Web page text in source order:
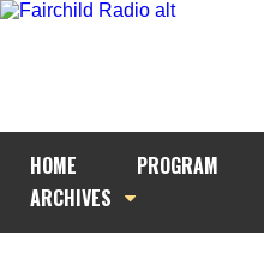
HOME PROGRAM
ARCHIVES